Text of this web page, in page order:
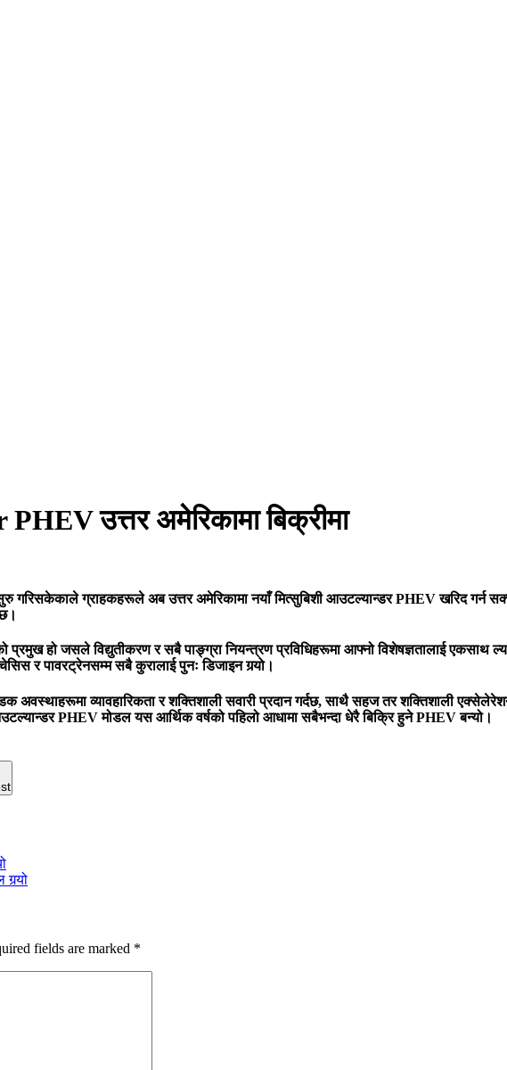
उत्तर अमेरिकामा बिक्रीमा
ग्राहकहरूले अब उत्तर अमेरिकामा नयाँ मित्सुबिशी आउटल्यान्डर PHEV खरिद गर्न
हो जसले विद्युतीकरण र सबै पाङ्ग्रा नियन्त्रण प्रविधिहरूमा आफ्नो विशेषज्ञतालाई एकसाथ
र पावरट्रेनसम्म सबै कुरालाई पुनः डिजाइन गर्‍यो।
अवस्थाहरूमा व्यावहारिकता र शक्तिशाली सवारी प्रदान गर्दछ, साथै सहज तर शक्तिशाली एक्सेलेरेशन
PHEV मोडल यस आर्थिक वर्षको पहिलो आधामा सबैभन्दा धेरै बिक्रि हुने PHEV बन्यो।
fields are marked *